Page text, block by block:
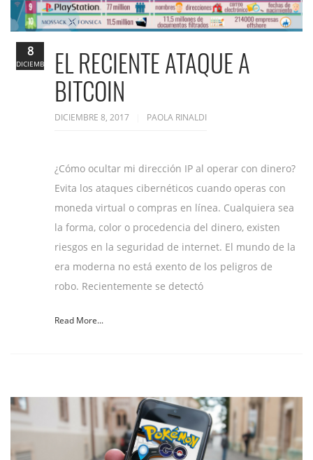
EL RECIENTE ATAQUE A
BITCOIN
DICIEMBRE 8, 2017 PAOLA RINALDI
¿Cómo ocultar mi dirección IP al operar con dinero?
Evita los ataques cibernéticos cuando operas con
moneda virtual o compras en línea. Cualquiera sea
la forma, color o procedencia del dinero, existen
riesgos en la seguridad de internet. El mundo de la
era moderna no está exento de los peligros de
robo. Recientemente se detectó
Read More...
8
DICIEMBRE